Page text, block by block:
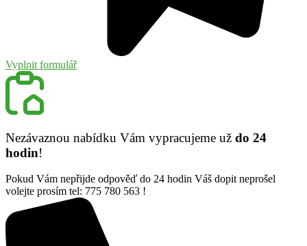
Vyplnit formulář
Nezávaznou nabídku Vám vypracujeme už do 24
hodin!
Pokud Vám nepřijde odpověď do 24 hodin Váš dopit neprošel
volejte prosím tel: 775 780 563 !